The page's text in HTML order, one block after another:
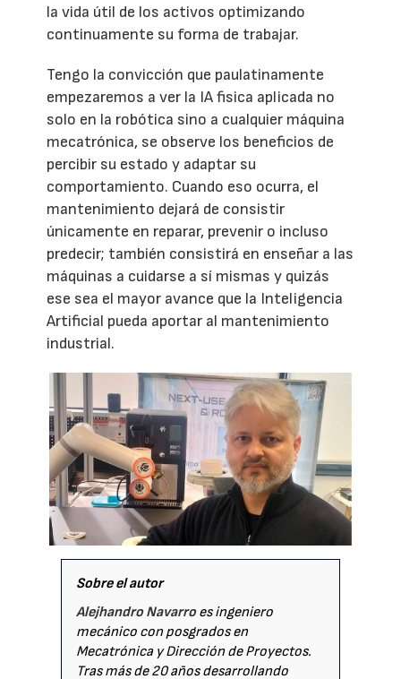
la vida útil de los activos optimizando
continuamente su forma de trabajar.
Tengo la convicción que paulatinamente
empezaremos a ver la IA fisica aplicada no
solo en la robótica sino a cualquier máquina
mecatrónica, se observe los beneficios de
percibir su estado y adaptar su
comportamiento. Cuando eso ocurra, el
mantenimiento dejará de consistir
únicamente en reparar, prevenir o incluso
predecir; también consistirá en enseñar a las
máquinas a cuidarse a sí mismas y quizás
ese sea el mayor avance que la Inteligencia
Artificial pueda aportar al mantenimiento
industrial.
Sobre el autor
Alejhandro Navarroes ingeniero
mecánico con posgrados en
Mecatrónica y Dirección de Proyectos.
Tras más de 20 años desarrollando